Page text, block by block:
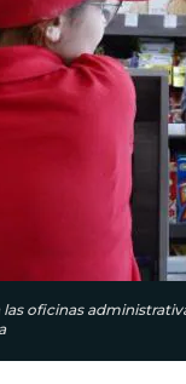
oficinas